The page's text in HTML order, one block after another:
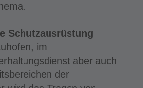
Schutzausrüstung
im
aber auch
der